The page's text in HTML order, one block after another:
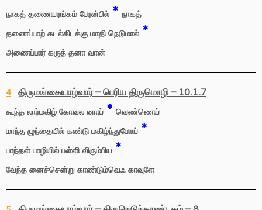
நாகத் தணையரங்கம் பேரன்பில் * நாகத்
தணைப்பாற் கடல்கிடக்கு மாதி நெடுமால் *
அணைப்பார் கருத் தனா வான்
4 திருமங்கையாழ்வார் – பெரிய திருமொழி – 10.1.7
கூந்த லார்மகிழ் கோவல னாய் * வெண்ணெய்
மாந்த ழுந்தையில் கண்டு மகிழ்ந்துபோய் *
பாந்தள் பாழியில் பள்ளி விரும்பிய *
வேந்த னைச்சென்று காண்டும்வெஃ காவுளே